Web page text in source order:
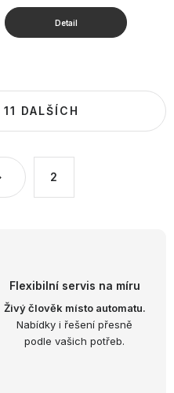
DALŠÍCH
2
Flexibilní servis na míru
Živý člověk místo automatu.
Nabídky i řešení přesně
podle vašich potřeb.